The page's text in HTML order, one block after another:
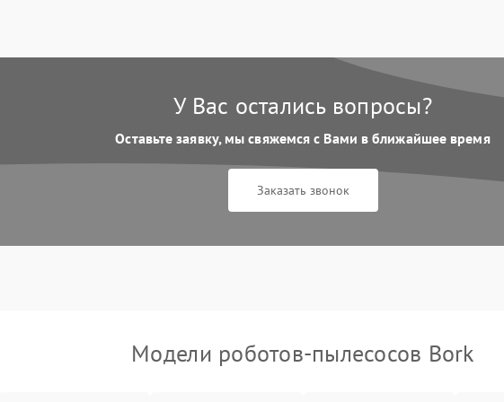
У Вас остались вопросы?
Оставьте заявку, мы свяжемся с Вами в ближайшее время
Заказать звонок
Модели роботов-пылесосов Bork